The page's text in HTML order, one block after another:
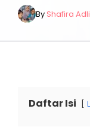
By Shafira
Daftar Isi